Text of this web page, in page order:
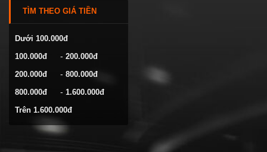
VOLKSWAGEN
TÌM THEO GIÁ TIỀN
Dưới 100.000đ
100.000đ
- 200.000đ
200.000đ
- 800.000đ
800.000đ
- 1.600.000đ
Trên 1.600.000đ